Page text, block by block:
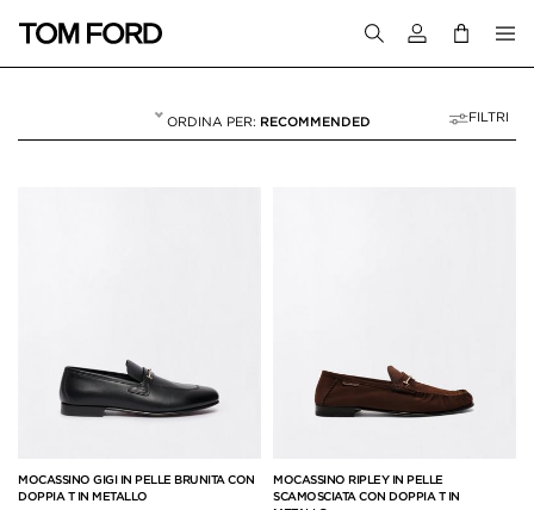
Accedi al tuo
RECOMMENDED FILTRI
MOCASSINO GIGI IN PELLE BRUNITA CON
DOPPIA T IN METALLO
MOCASSINO RIPLEY IN PELLE
SCAMOSCIATA CON DOPPIA T IN